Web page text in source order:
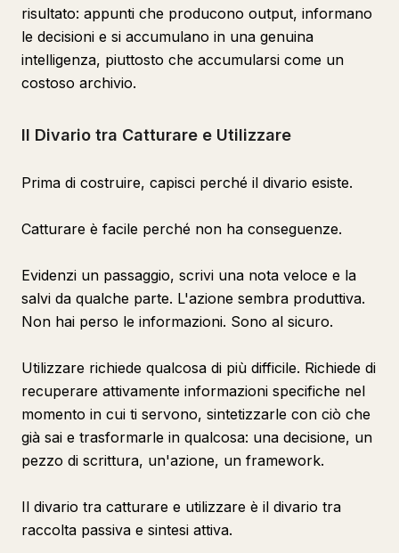
risultato: appunti che producono output, informano
le decisioni e si accumulano in una genuina
intelligenza, piuttosto che accumularsi come un
costoso archivio.
Il Divario tra Catturare e Utilizzare
Prima di costruire, capisci perché il divario esiste.
Catturare è facile perché non ha conseguenze.
Evidenzi un passaggio, scrivi una nota veloce e la
salvi da qualche parte. L'azione sembra produttiva.
Non hai perso le informazioni. Sono al sicuro.
Utilizzare richiede qualcosa di più difficile. Richiede di
recuperare attivamente informazioni specifiche nel
momento in cui ti servono, sintetizzarle con ciò che
già sai e trasformarle in qualcosa: una decisione, un
pezzo di scrittura, un'azione, un framework.
Il divario tra catturare e utilizzare è il divario tra
raccolta passiva e sintesi attiva.